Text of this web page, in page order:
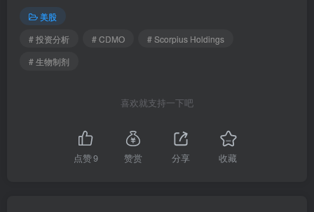
美股
# 投资分析
# CDMO
# Scorpius Holdings
# 生物制剂
喜欢就支持一下吧
点赞9 赞赏 分享 收藏